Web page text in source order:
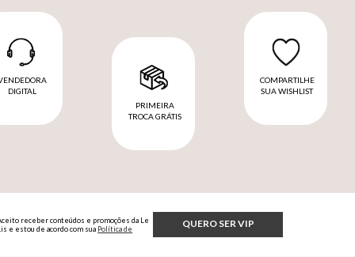
DIGITAL
PRIMEIRA
TROCA GRÁTIS
COMPARTILHE
SUA WISHLIST
QUERO SER VIP
receber conteúdos e promoções da Le
e estou de acordo com sua Política de